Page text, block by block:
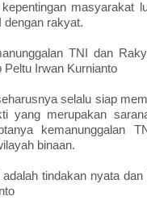
masyarakat
dengan rakyat.
TNI dan
Irwan Kurnianto
selalu siap
yang merupakan
kemanunggalan
binaan.
tindakan nyata